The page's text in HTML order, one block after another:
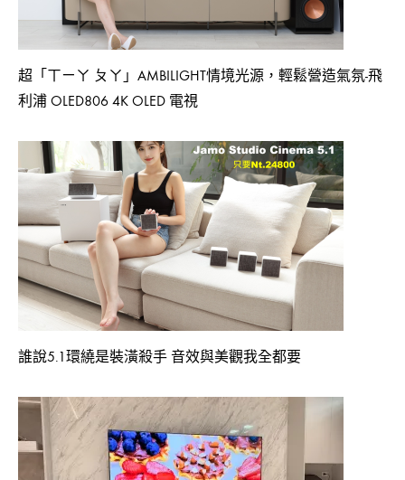
超「ㄒㄧㄚ ㄆㄚ」AMBILIGHT情境光源，輕鬆營造氣氛-飛
利浦 OLED806 4K OLED 電視
誰說5.1環繞是裝潢殺手 音效與美觀我全都要